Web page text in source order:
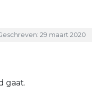
29 maart 2020
gaat.